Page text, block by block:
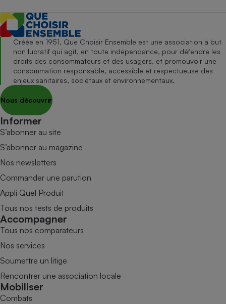
Créée en 1951, Que Choisir Ensemble est une association à but
non lucratif qui agit, en toute indépendance, pour défendre les
droits des consommateurs et des usagers, et promouvoir une
consommation responsable, accessible et respectueuse des
enjeux sanitaires, sociétaux et environnementaux.
Nous découvrir
Informer
S’abonner au site
S’abonner au magazine
Nos newsletters
Commander une parution
Appli Quel Produit
Tous nos tests de produits
Accompagner
Tous nos comparateurs
Nos services
Soumettre un litige
Rencontrer une association locale
Mobiliser
Combats